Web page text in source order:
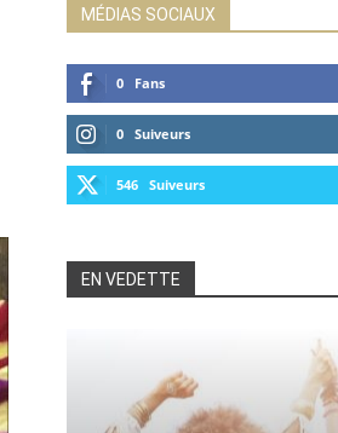
MÉDIAS SOCIAUX
0 Fans
0 Suiveurs
546 Suiveurs
EN VEDETTE